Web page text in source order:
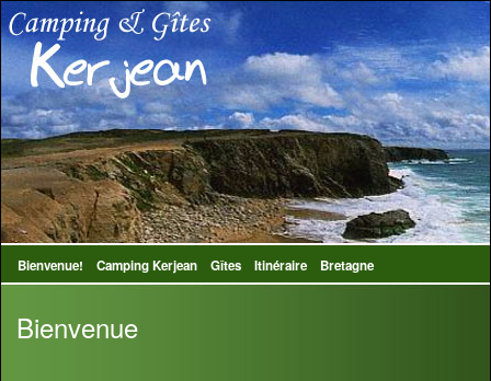
Bienvenue! Camping Kerjean Gîtes Itinéraire Bretagne
Bienvenue